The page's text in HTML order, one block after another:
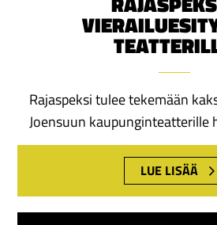
Rajaspeksi tulee tekemään
Joensuun kaupunginteatterille
LUE LISÄÄ